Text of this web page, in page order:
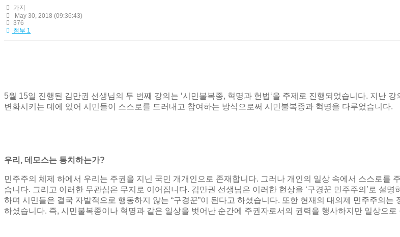
가지
May 30, 2018(09:36:43)
376
첨부 1
5월 15일 진행된 김만권 선생님의 두 번째 강의는 ‘시민불복종, 혁명과 헌법‘을 주제로 진행되었습니다. 지난 강
변화시키는 데에 있어 시민들이 스스로를 드러내고 참여하는 방식으로써 시민불복종과 혁명을 다루었습니다.
우리 , 데모스는 통치하는가?
민주주의 체제 하에서 우리는 주권을 지닌 국민 개개인으로 존재합니다. 그러나 개인의 일상 속에서 스스로를
습니다. 그리고 이러한 무관심은 무지로 이어집니다. 김만권 선생님은 이러한 현상을 ‘구경꾼 민주주의 ’ 로 설명
하며 시민들은 결국 자발적으로 행동하지 않는 “구경꾼”이 된다고 하셨습니다. 또한 현재의 대의제 민주주의는
하셨습니다. 즉, 시민불복종이나 혁명과 같은 일상을 벗어난 순간에 주권자로서의 권력을 행사하지만 일상으